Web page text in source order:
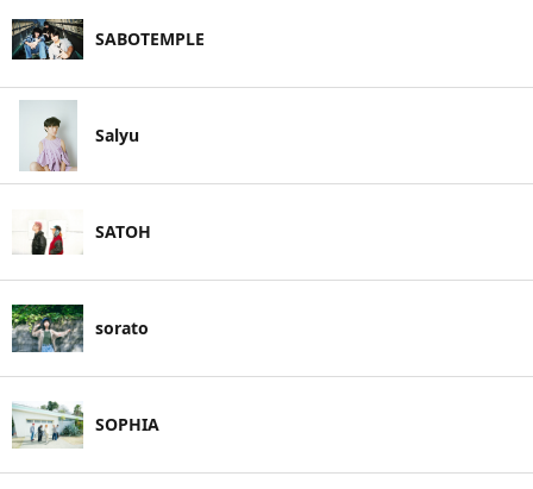
SABOTEMPLE
Salyu
SATOH
sorato
SOPHIA